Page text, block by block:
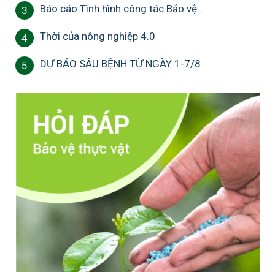
3 Báo cáo Tình hình công tác Bảo vệ...
4 Thời của nông nghiệp 4.0
5 DỰ BÁO SÂU BỆNH TỪ NGÀY 1-7/8